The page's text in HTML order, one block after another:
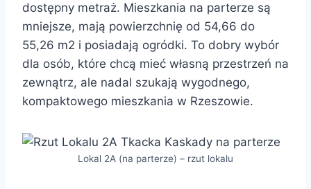
dostępny metraż. Mieszkania na parterze są
mniejsze, mają powierzchnię od 54,66 do
55,26 m2 i posiadają ogródki. To dobry wybór
dla osób, które chcą mieć własną przestrzeń na
zewnątrz, ale nadal szukają wygodnego,
kompaktowego mieszkania w Rzeszowie.
Lokal 2A (na parterze) – rzut lokalu